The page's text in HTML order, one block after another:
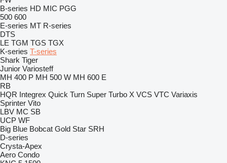
B-series HD MIC PGG
500 600
E-series MT R-series
DTS
LE TGM TGS TGX
K-series T-series
Shark Tiger
Junior Variosteff
MH 400 P MH 500 W MH 600 E
RB
HQR Integrex Quick Turn Super Turbo X VCS VTC Variaxis
Sprinter Vito
LBV MC SB
UCP WF
Big Blue Bobcat Gold Star SRH
D-series
Crysta-Apex
Aero Condo